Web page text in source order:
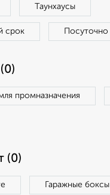
Таунхаусы
срок Посуточно
промназначения
(0)
Гаражные боксы